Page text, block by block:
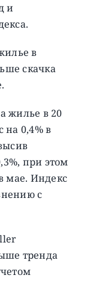
и
в
скачка
жилье в 20
0,4% в
при этом
мае. Индекс
с
тренда